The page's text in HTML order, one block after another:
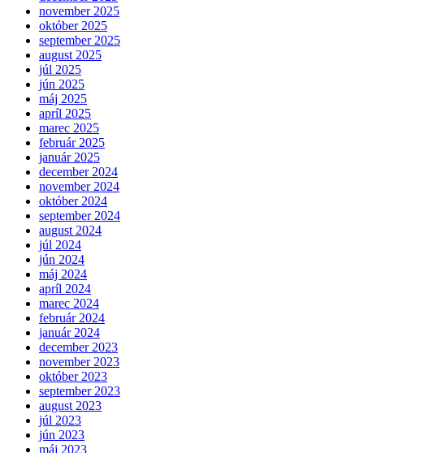
november 2025
október 2025
september 2025
august 2025
júl 2025
jún 2025
máj 2025
apríl 2025
marec 2025
február 2025
január 2025
december 2024
november 2024
október 2024
september 2024
august 2024
júl 2024
jún 2024
máj 2024
apríl 2024
marec 2024
február 2024
január 2024
december 2023
november 2023
október 2023
september 2023
august 2023
júl 2023
jún 2023
máj 2023